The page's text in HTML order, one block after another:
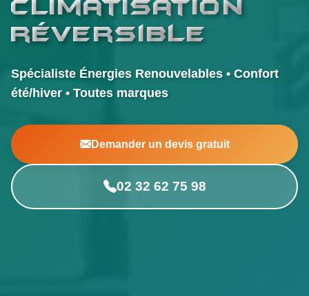
climatisation
réversible
Spécialiste Énergies Renouvelables • Confort
été/hiver • Toutes marques
Demander un devis gratuit
02 32 62 75 98